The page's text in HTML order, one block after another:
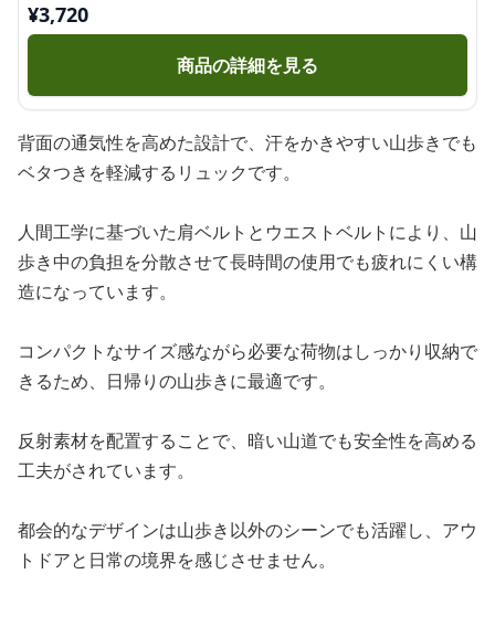
¥3,720
商品の詳細を見る
背面の通気性を高めた設計で、汗をかきやすい山歩きでも
ベタつきを軽減するリュックです。
人間工学に基づいた肩ベルトとウエストベルトにより、山
歩き中の負担を分散させて長時間の使用でも疲れにくい構
造になっています。
コンパクトなサイズ感ながら必要な荷物はしっかり収納で
きるため、日帰りの山歩きに最適です。
反射素材を配置することで、暗い山道でも安全性を高める
工夫がされています。
都会的なデザインは山歩き以外のシーンでも活躍し、アウ
トドアと日常の境界を感じさせません。